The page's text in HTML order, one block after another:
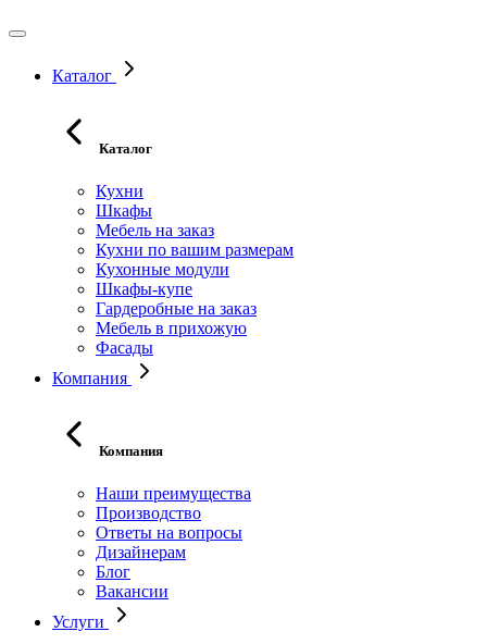
Каталог
Каталог
Кухни
Шкафы
Мебель на заказ
Кухни по вашим размерам
Кухонные модули
Шкафы-купе
Гардеробные на заказ
Мебель в прихожую
Фасады
Компания
Компания
Наши преимущества
Производство
Ответы на вопросы
Дизайнерам
Блог
Вакансии
Услуги